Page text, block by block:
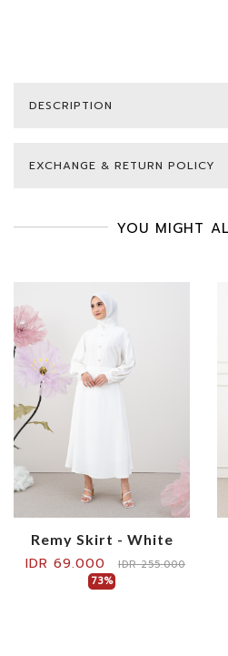
DESCRIPTION
EXCHANGE & RETURN POLICY
YOU MIGHT
Remy Skirt - White
IDR 69.000
IDR 255.000
73%